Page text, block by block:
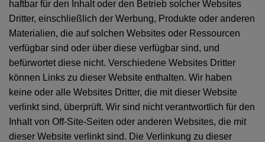
haftbar für den Inhalt oder den Betrieb solcher Websites
Dritter, einschließlich der Werbung, Produkte oder anderen
Materialien, die auf solchen Websites oder Ressourcen
verfügbar sind oder über diese verfügbar sind, und
befürwortet diese nicht. Verschiedene Websites Dritter
können Links zu dieser Website enthalten. Wir haben
keine oder alle Websites Dritter, die mit dieser Website
verlinkt sind, überprüft. Wir sind nicht verantwortlich für den
Inhalt von Off-Site-Seiten oder anderen Websites, die mit
dieser Website verlinkt sind. Die Verlinkung zu dieser